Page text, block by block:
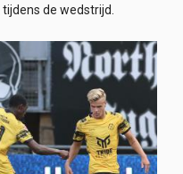
de wedstrijd.